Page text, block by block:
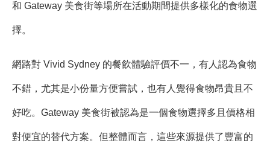
和 Gateway 美食街等場所在活動期間提供多樣化的食物選
擇。
網路對 Vivid Sydney 的餐飲體驗評價不一，有人認為食物
不錯，尤其是小份量方便嘗試，也有人覺得食物昂貴且不
好吃。Gateway 美食街被認為是一個食物選擇多且價格相
對便宜的替代方案。但整體而言，這些來源提供了豐富的